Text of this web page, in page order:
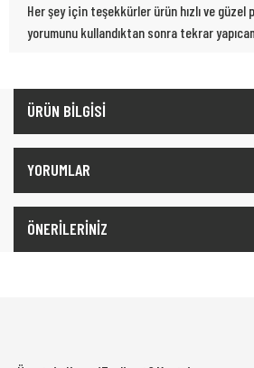
Her şey için teşekkürler ürün hızlı ve
yorumunu kullandıktan sonra tekrar
ÜRÜN BİLGİSİ
YORUMLAR
ÖNERİLERİNİZ